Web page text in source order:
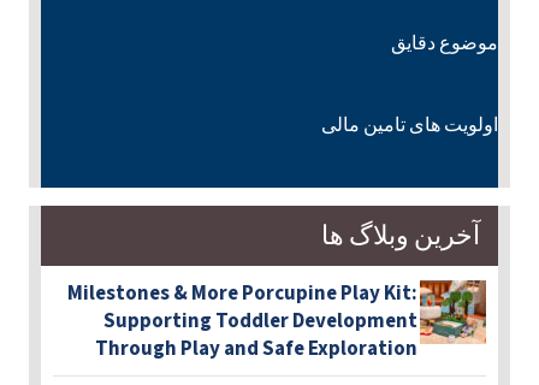
موضوع دقایق
اولویت های تامین مالی
آخرین وبلاگ ها
Milestones & More Porcupine Play Kit:
Supporting Toddler Development
Through Play and Safe Exploration